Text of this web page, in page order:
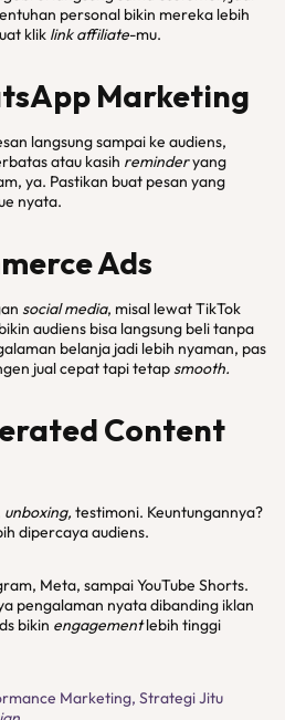
personal bikin mereka lebih
klik link affiliate-mu.
Marketing
langsung sampai ke audiens,
atau kasih reminderyang
ya. Pastikan buat pesan yang
nyata.
Ads
social media, misal lewat TikTok
audiens bisa langsung beli tanpa
belanja jadi lebih nyaman, pas
jual cepat tapi tetap smooth.
Content
unboxing, testimoni. Keuntungannya?
dipercaya audiens.
Meta, sampai YouTube Shorts.
pengalaman nyata dibanding iklan
bikin engagementlebih tinggi
Marketing, Strategi Jitu